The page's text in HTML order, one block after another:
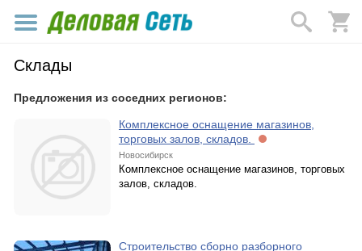
Склады
Предложения из соседних регионов:
Комплексное оснащение магазинов,
торговых залов, складов.
Новосибирск
Комплексное оснащение магазинов, торговых
залов, складов.
Строительство сборно разборного